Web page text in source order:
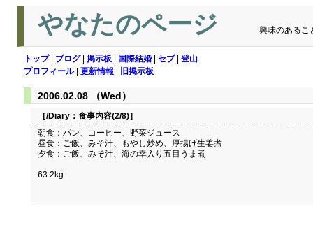
やなたのページ 興味のあるこ
トップ| ブログ| 掲示板 国際結婚 セブ| 登山
プロフィール| 更新情報 旧掲示板
2006.02.08 （Wed）
［/Diary： 食事内容(2/8)］
朝食：パン、コーヒー、野菜ジュース
昼食：ご飯、みそ汁、もやし炒め、厚揚げ生姜煮
夕食：ご飯、みそ汁、海の幸入り五目うま煮
63.2kg